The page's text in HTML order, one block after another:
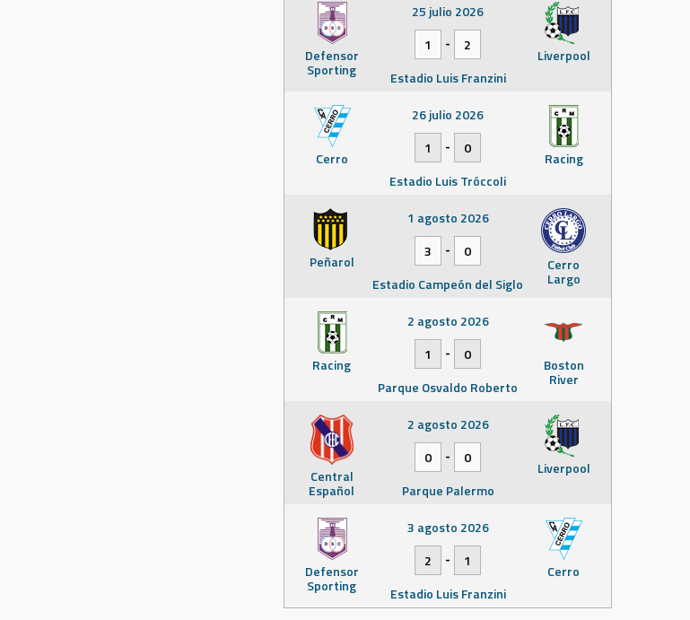
Defensor
Sporting
Liverpool
25 julio 2026
1
-
2
Estadio Luis Franzini
Cerro Racing
26 julio 2026
1
-
0
Estadio Luis Tróccoli
Peñarol Cerro
Largo
1 agosto 2026
3
-
0
Estadio Campeón del Siglo
Racing Boston
River
2 agosto 2026
1
-
0
Parque Osvaldo Roberto
Central
Español
Liverpool
2 agosto 2026
0
-
0
Parque Palermo
Defensor
Sporting
Cerro
3 agosto 2026
2
-
1
Estadio Luis Franzini